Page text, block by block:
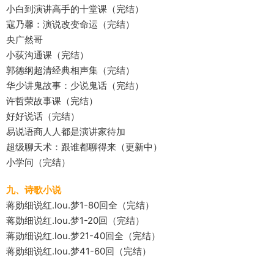
小白到演讲高手的十堂课（完结）
寇乃馨：演说改变命运（完结）
央广然哥
小荻沟通课（完结）
郭德纲超清经典相声集（完结）
华少讲鬼故事：少说鬼话（完结）
许哲荣故事课（完结）
好好说话（完结）
易说语商人人都是演讲家待加
超级聊天术：跟谁都聊得来（更新中）
小学问（完结）
九、诗歌小说
蒋勋细说红.lou.梦1-80回全（完结）
蒋勋细说红.lou.梦1-20回（完结）
蒋勋细说红.lou.梦21-40回全（完结）
蒋勋细说红.lou.梦41-60回（完结）